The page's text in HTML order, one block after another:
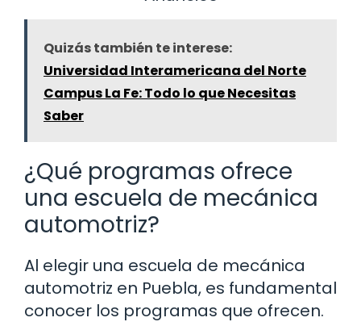
Quizás también te interese:
Universidad Interamericana del Norte
Campus La Fe: Todo lo que Necesitas
Saber
¿Qué programas ofrece
una escuela de mecánica
automotriz?
Al elegir una escuela de mecánica
automotriz en Puebla, es fundamental
conocer los programas que ofrecen.